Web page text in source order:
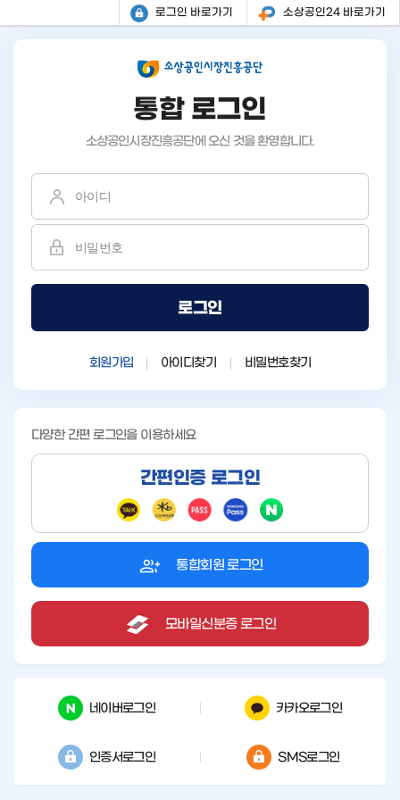
로그인 바로가기 소상공인24 바로가기
통합 로그인
소상공인시장진흥공단에 오신 것을 환영합니다.
로그인
회원가입 아이디찾기 비밀번호찾기
다양한 간편 로그인을 이용하세요
간편인증 로그인
통합회원 로그인
모바일신분증 로그인
네이버로그인 카카오로그인
인증서로그인 SMS로그인